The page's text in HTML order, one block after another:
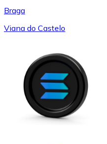
Braga
Viana do Castelo